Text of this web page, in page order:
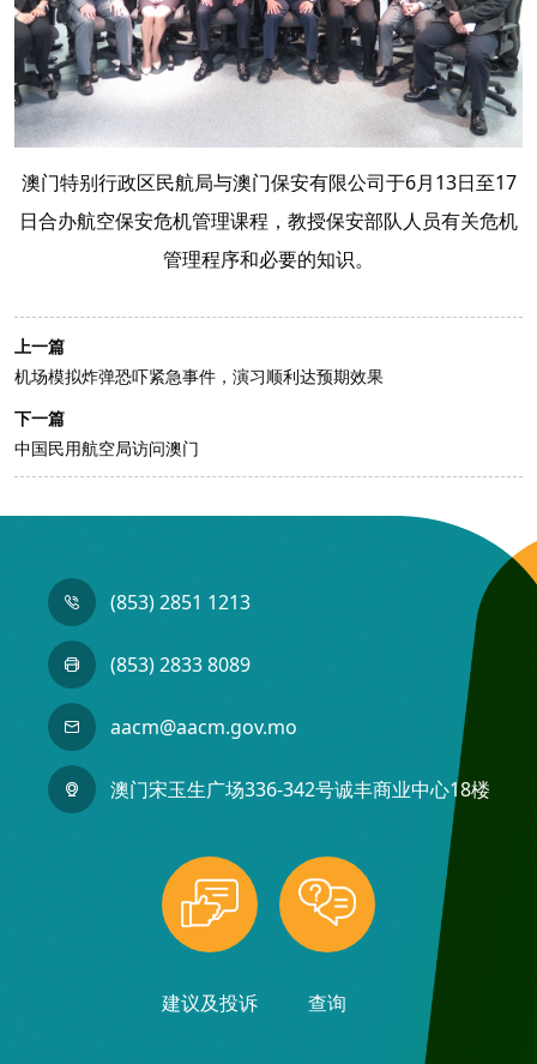
澳门特别行政区民航局与澳门保安有限公司于6月13日至17
日合办航空保安危机管理课程，教授保安部队人员有关危机
管理程序和必要的知识。
上一篇
机场模拟炸弹恐吓紧急事件，演习顺利达预期效果
下一篇
中国民用航空局访问澳门
(853) 2851 1213
(853) 2833 8089
aacm@aacm.gov.mo
澳门宋玉生广场336-342号诚丰商业中心18楼
建议及投诉 查询